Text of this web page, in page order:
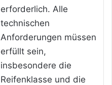
erforderlich. Alle
technischen
Anforderungen müssen
erfüllt sein,
insbesondere die
Reifenklasse und die